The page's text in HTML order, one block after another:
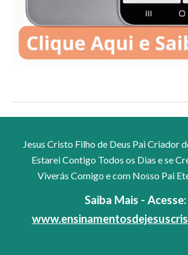
Jesus Cristo Filho de Deus Pai Criador
Estarei Contigo Todos os Dias e se
Viverás Comigo e com Nosso Pai
Saiba Mais - Acesse: